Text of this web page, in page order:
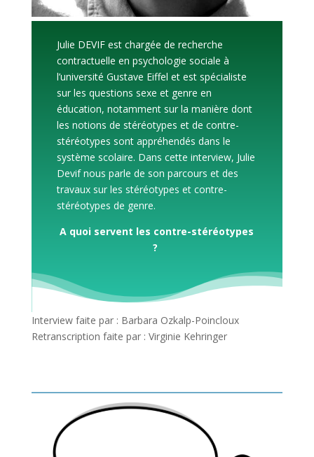
Julie DEVIF est chargée de recherche
contractuelle en psychologie sociale à
l’université Gustave Eiffel et est spécialiste
sur les questions sexe et genre en
éducation, notamment sur la manière dont
les notions de stéréotypes et de contre-
stéréotypes sont appréhendés dans le
système scolaire. Dans cette interview, Julie
Devif nous parle de son parcours et des
travaux sur les stéréotypes et contre-
stéréotypes de genre.
A quoi servent les contre-stéréotypes
?
Interview faite par : Barbara Ozkalp-Poincloux
Retranscription faite par : Virginie Kehringer